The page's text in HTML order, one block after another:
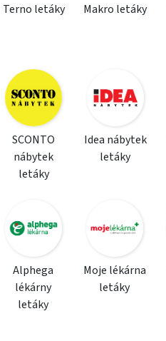
Terno letáky Makro letáky
SCONTO
nábytek
letáky
Idea nábytek
letáky
Alphega
lékárny
letáky
Moje lékárna
letáky